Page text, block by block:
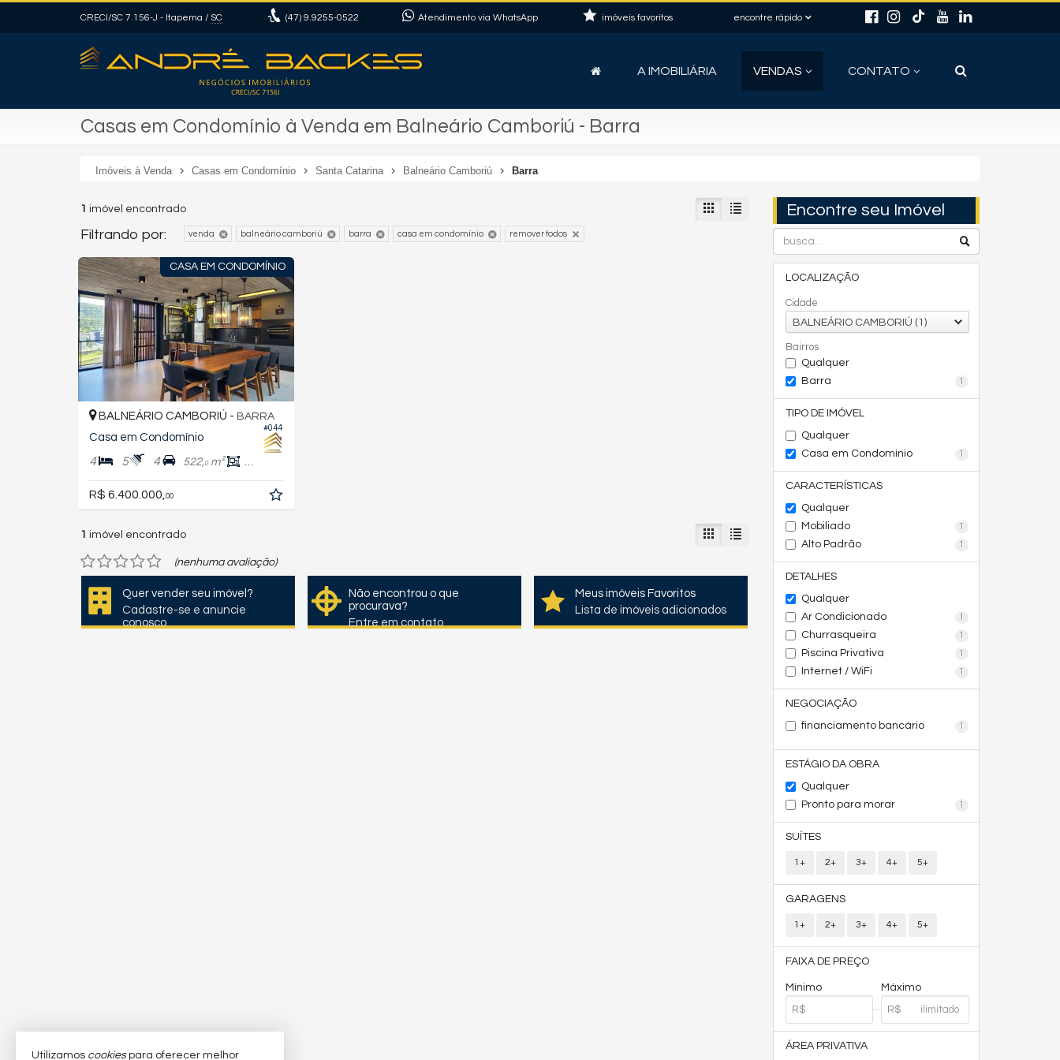
CRECI/SC 7.156-J - Itapema / SC (47) 9.9255-0522 Atendimento via WhatsApp encontre rápido
imóveis favoritos
A IMOBILIÁRIA VENDAS CONTATO
Casas em Condomínio à Venda em Balneário Camboriú - Barra
Imóveis à Venda Casas em Condomínio Santa Catarina Balneário Camboriú Barra
Encontre seu Imóvel
LOCALIZAÇÃO
Cidade
BALNEÁRIO CAMBORIÚ (1)
Bairros
Qualquer
Barra
1
TIPO DE IMÓVEL
Qualquer
Casa em Condomínio
1
CARACTERÍSTICAS
Qualquer
Mobiliado
1
Alto Padrão 1
DETALHES
Qualquer
Ar Condicionado
1
Churrasqueira 1
Piscina Privativa 1
Internet / WiFi 1
NEGOCIAÇÃO
financiamento bancário
1
ESTÁGIO DA OBRA
Qualquer
Pronto para morar
1
SUÍTES
1+ 2+ 3+ 4+ 5+
GARAGENS
1+ 2+ 3+ 4+ 5+
FAIXA DE PREÇO
Mínimo Máximo
ÁREA PRIVATIVA
1 imóvel encontrado
Filtrando por: venda balneário camboriú barra casa em condomínio remover todos
CASA EM CONDOMÍNIO
#044
BALNEÁRIO CAMBORIÚ - BARRA
Casa em Condomínio
4 5 4 522,0m² 437,
R$ 6.400.000, 00
1 imóvel encontrado
(nenhuma avaliação)
Quer vender seu imóvel?
Cadastre-se e anuncie
conosco
Não encontrou o que
procurava?
Entre em contato
Meus imóveis Favoritos
Lista de imóveis adicionados
Utilizamos cookiespara oferecer melhor